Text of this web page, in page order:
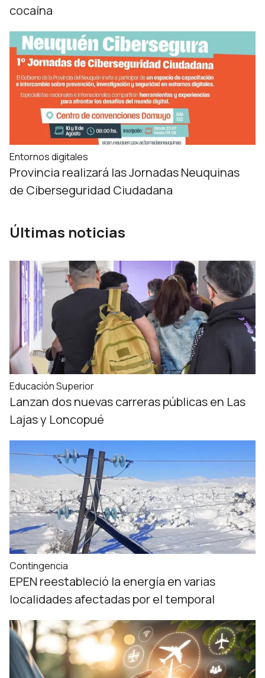
cocaína
Entornos digitales
Provincia realizará las Jornadas Neuquinas
de Ciberseguridad Ciudadana
Últimas noticias
Educación Superior
Lanzan dos nuevas carreras públicas en Las
Lajas y Loncopué
Contingencia
EPEN reestableció la energía en varias
localidades afectadas por el temporal